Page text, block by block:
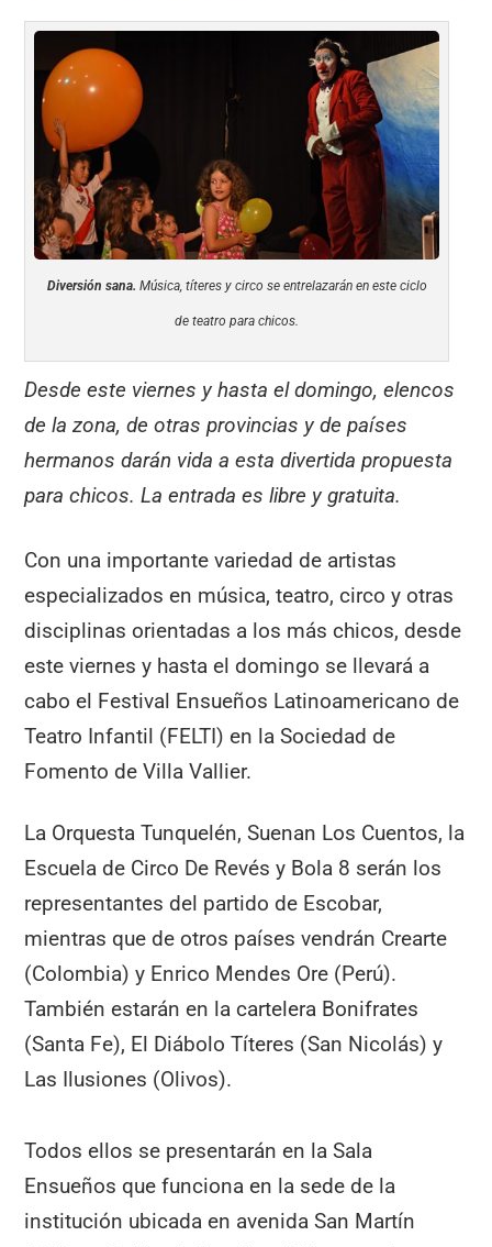
Diversión sana. Música, títeres y circo se entrelazarán en este ciclo
de teatro para chicos.
Desde este viernes y hasta el domingo, elencos
de la zona, de otras provincias y de países
hermanos darán vida a esta divertida propuesta
para chicos. La entrada es libre y gratuita.
Con una importante variedad de artistas
especializados en música, teatro, circo y otras
disciplinas orientadas a los más chicos, desde
este viernes y hasta el domingo se llevará a
cabo el Festival Ensueños Latinoamericano de
Teatro Infantil (FELTI) en la Sociedad de
Fomento de Villa Vallier.
La Orquesta Tunquelén, Suenan Los Cuentos, la
Escuela de Circo De Revés y Bola 8 serán los
representantes del partido de Escobar,
mientras que de otros países vendrán Crearte
(Colombia) y Enrico Mendes Ore (Perú).
También estarán en la cartelera Bonifrates
(Santa Fe), El Diábolo Títeres (San Nicolás) y
Las Ilusiones (Olivos).
Todos ellos se presentarán en la Sala
Ensueños que funciona en la sede de la
institución ubicada en avenida San Martín